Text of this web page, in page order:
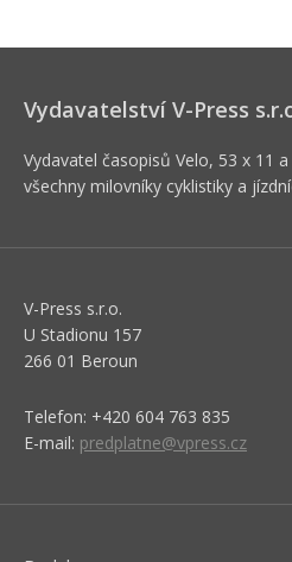
Vydavatelství V-Press
Vydavatel časopisů Velo, 53 x 11
všechny milovníky cyklistiky a
V-Press s.r.o.
U Stadionu 157
266 01 Beroun
Telefon: +420 604 763 835
E-mail: predplatne@vpress.cz